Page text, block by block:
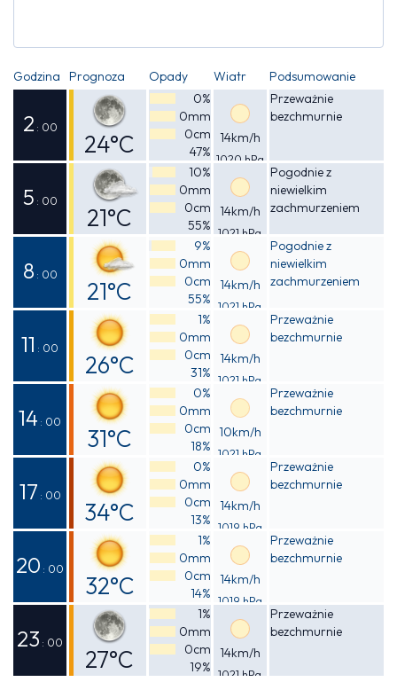
Godzina Prognoza Opady Wiatr Podsumowanie
2 : 00
24°C
Odczuwalna
23°C
0%
0mm
0cm
47%
14km/h
1020 hPa
Przeważnie
bezchmurnie
5 : 00
21°C
Odczuwalna
21°C
10%
0mm
0cm
55%
14km/h
1021 hPa
Pogodnie z
niewielkim
zachmurzeniem
8 : 00
21°C
Odczuwalna
20°C
9%
0mm
0cm
55%
14km/h
1021 hPa
Pogodnie z
niewielkim
zachmurzeniem
11 : 00
26°C
Odczuwalna
26°C
1%
0mm
0cm
31%
14km/h
1021 hPa
Przeważnie
bezchmurnie
14 : 00
31°C
Odczuwalna
29°C
0%
0mm
0cm
18%
10km/h
1021 hPa
Przeważnie
bezchmurnie
17 : 00
34°C
Odczuwalna
31°C
0%
0mm
0cm
13%
14km/h
1019 hPa
Przeważnie
bezchmurnie
20 : 00
32°C
Odczuwalna
30°C
1%
0mm
0cm
14%
14km/h
1019 hPa
Przeważnie
bezchmurnie
23 : 00
27°C
1%
0mm
0cm
19%
14km/h
1021 hPa
Przeważnie
bezchmurnie